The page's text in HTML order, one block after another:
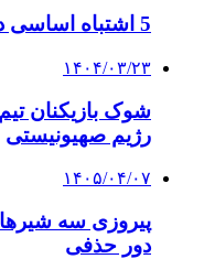
5 اشتباه اساسی در طراحی و چاپ کارت ویزیت
۱۴۰۴/۰۳/۲۳
شوک بازیکنان
رژیم صهیونیستی
۱۴۰۵/۰۴/۰۷
پیروزی سه
دور حذفی